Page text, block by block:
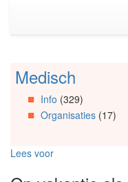
(Accesskey
Spring
Artikels
Spring
Spring
Medisch
Info (329)
Organisaties(17)
Lees voor